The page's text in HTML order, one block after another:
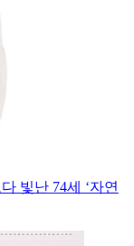
빛난 74세 ‘자연